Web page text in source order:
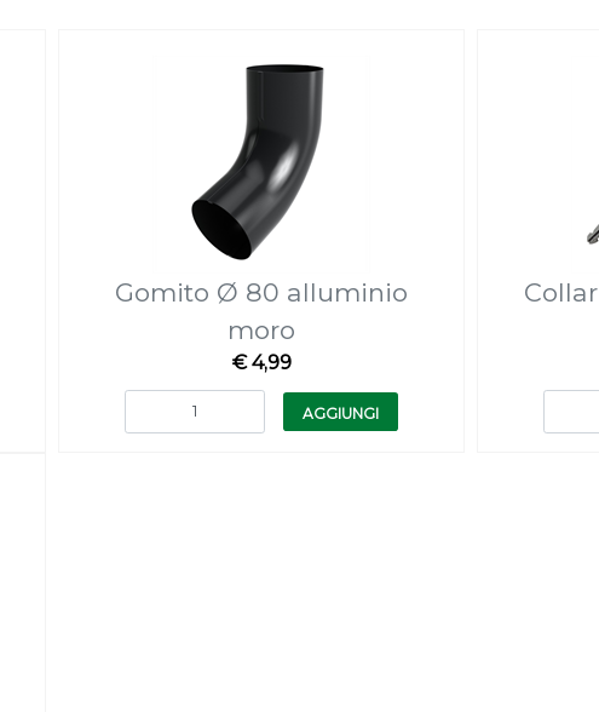
Gomito Ø 80 alluminio
moro
€ 4,99
Quantità
AGGIUNGI